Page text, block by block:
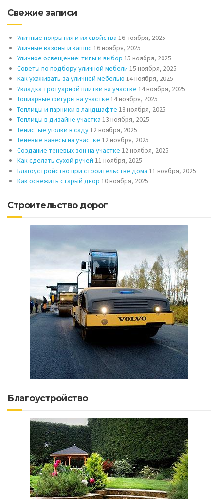
Свежие записи
Уличные покрытия и их свойства 16 ноября, 2025
Уличные вазоны и кашпо 16 ноября, 2025
Уличное освещение: типы и выбор 15 ноября, 2025
Советы по подбору уличной мебели 15 ноября, 2025
Как ухаживать за уличной мебелью 14 ноября, 2025
Укладка тротуарной плитки на участке 14 ноября, 2025
Топиарные фигуры на участке 14 ноября, 2025
Теплицы и парники в ландшафте 13 ноября, 2025
Теплицы в дизайне участка 13 ноября, 2025
Тенистые уголки в саду12 ноября, 2025
Теневые навесы на участке 12 ноября, 2025
Создание теневых зон на участке 12 ноября, 2025
Как сделать сухой ручей 11 ноября, 2025
Благоустройство при строительстве дома 11 ноября, 2025
Как освежить старый двор 10 ноября, 2025
Строительство дорог
Благоустройство